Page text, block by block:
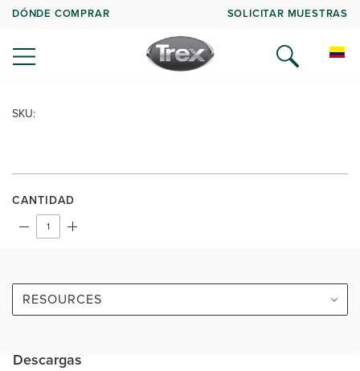
DÓNDE COMPRAR SOLICITAR MUESTRAS
SKU:
CANTIDAD
RESOURCES
Descargas